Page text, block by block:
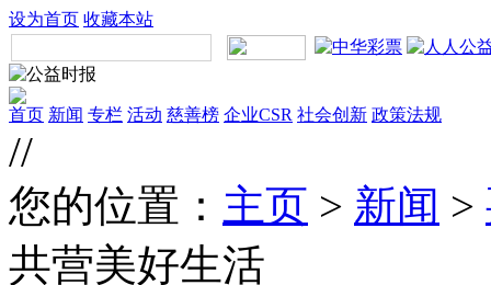
设为首页 收藏本站
首页 新闻 专栏 活动 慈善榜 企业CSR 社会创新 政策法规
//
您的位置： 主页 > 新闻 >
共营美好生活